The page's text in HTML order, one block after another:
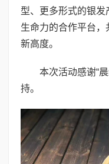
型、更多形式的银
生命力的合作平台
新高度。
本次活动感谢“
持。